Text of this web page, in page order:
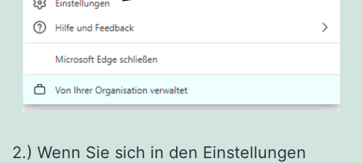
2.) Wenn Sie sich in den Einstellungen